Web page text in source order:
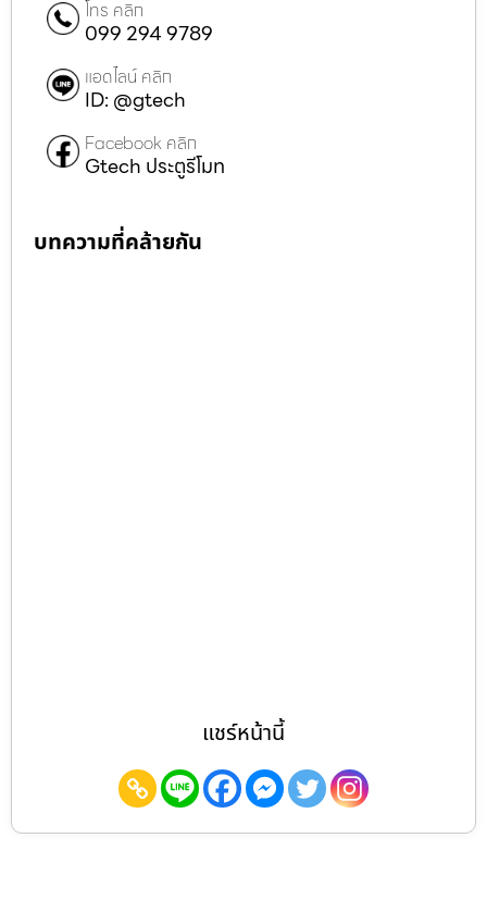
โทร คลิก
099 294 9789
แอดไลน์ คลิก
ID: @gtech
Facebook คลิก
Gtech ประตูรีโมท
บทความที่คล้ายกัน
แชร์หน้านี้